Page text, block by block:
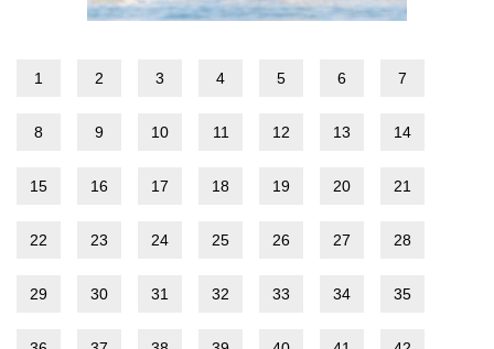
1 2 3 4 5 6 7
8 9 10 11 12 13 14
15 16 17 18 19 20 21
22 23 24 25 26 27 28
29 30 31 32 33 34 35